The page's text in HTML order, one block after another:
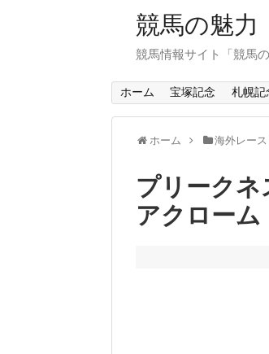
競馬の魅力
競馬情報サイト「競馬
ホーム 宝塚記念 札幌記
ホーム 海外レー
プリーク
アクロー